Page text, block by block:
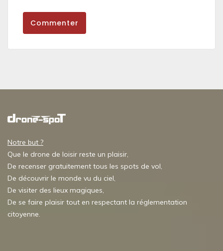
Commenter
Notre but ?
Que le drone de loisir reste un plaisir,
De recenser gratuitement tous les spots de vol,
De découvrir le monde vu du ciel,
De visiter des lieux magiques,
De se faire plaisir tout en respectant la réglementation
citoyenne.